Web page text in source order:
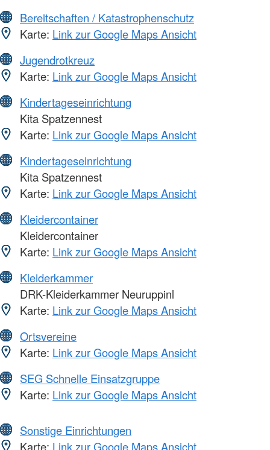
Bereitschaften / Katastrophenschutz
Karte: Link zur Google Maps Ansicht
Jugendrotkreuz
Karte: Link zur Google Maps Ansicht
Kindertageseinrichtung
Kita Spatzennest
Karte: Link zur Google Maps Ansicht
Kindertageseinrichtung
Kita Spatzennest
Karte: Link zur Google Maps Ansicht
Kleidercontainer
Kleidercontainer
Karte: Link zur Google Maps Ansicht
Kleiderkammer
DRK-Kleiderkammer Neuruppinl
Karte: Link zur Google Maps Ansicht
Ortsvereine
Karte: Link zur Google Maps Ansicht
SEG Schnelle Einsatzgruppe
Karte: Link zur Google Maps Ansicht
Sonstige Einrichtungen
Karte: Link zur Google Maps Ansicht